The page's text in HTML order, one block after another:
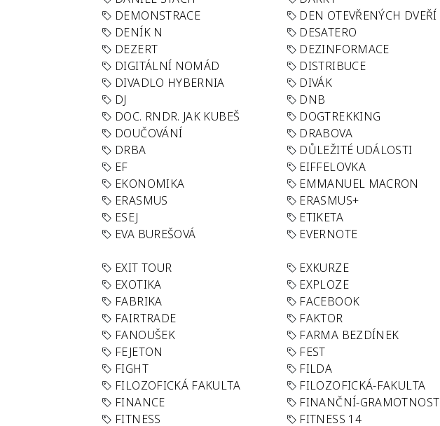
DEMONSTRACE
DEN OTEVŘENÝCH DVEŘÍ
DENÍK N
DESATERO
DEZERT
DEZINFORMACE
DIGITÁLNÍ NOMÁD
DISTRIBUCE
DIVADLO HYBERNIA
DIVÁK
DJ
DNB
DOC. RNDR. JAK KUBEŠ
DOGTREKKING
DOUČOVÁNÍ
DRABOVA
DRBA
DŮLEŽITÉ UDÁLOSTI
EF
EIFFELOVKA
EKONOMIKA
EMMANUEL MACRON
ERASMUS
ERASMUS+
ESEJ
ETIKETA
EVA BUREŠOVÁ
EVERNOTE
EXIT TOUR
EXKURZE
EXOTIKA
EXPLOZE
FABRIKA
FACEBOOK
FAIRTRADE
FAKTOR
FANOUŠEK
FARMA BEZDÍNEK
FEJETON
FEST
FIGHT
FILDA
FILOZOFICKÁ FAKULTA
FILOZOFICKÁ-FAKULTA
FINANCE
FINANČNÍ-GRAMOTNOST
FITNESS
FITNESS 14